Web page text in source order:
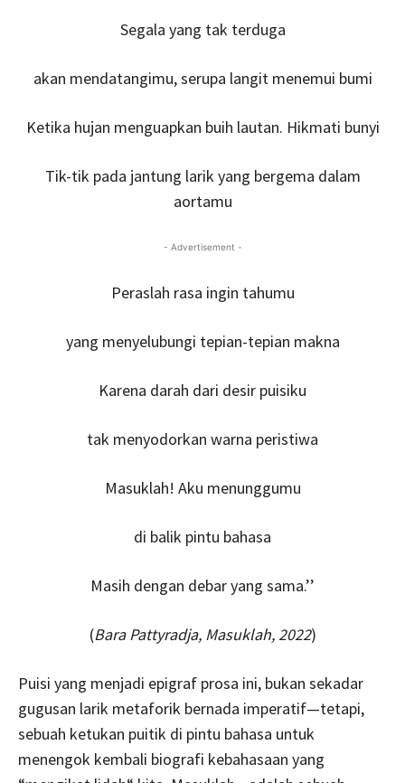
Segala yang tak terduga
akan mendatangimu, serupa langit menemui bumi
Ketika hujan menguapkan buih lautan. Hikmati bunyi
Tik-tik pada jantung larik yang bergema dalam
aortamu
- Advertisement -
Peraslah rasa ingin tahumu
yang menyelubungi tepian-tepian makna
Karena darah dari desir puisiku
tak menyodorkan warna peristiwa
Masuklah! Aku menunggumu
di balik pintu bahasa
Masih dengan debar yang sama.’’
(Bara Pattyradja, Masuklah, 2022)
Puisi yang menjadi epigraf prosa ini, bukan sekadar
gugusan larik metaforik bernada imperatif—tetapi,
sebuah ketukan puitik di pintu bahasa untuk
menengok kembali biografi kebahasaan yang